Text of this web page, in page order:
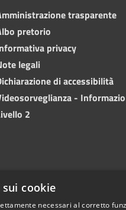
trasparente
pretorio
privacy
legali
di accessibilità
-
2
cookie
necessari al corretto